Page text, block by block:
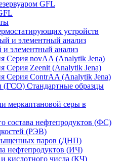
GFL
устройств
элементный анализ
Серия novAA (Analytik Jena)
Серия Zeenit (Analytik Jena)
Серия СontrAA (Analytik Jena)
Стандартные образцы
меркаптановой серы в
состава нефтепродуктов (ФС)
(РЭВ)
паров (ДНП)
нефтепродуктов (ИЧ)
кислотного числа (КЧ)